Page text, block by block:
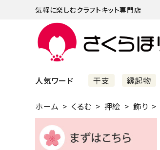
気軽に楽しむクラフトキット専門店
人気ワード 干支 縁起物
まずはこちら
ショッピングガイド
ホーム くるむ 押絵 飾り